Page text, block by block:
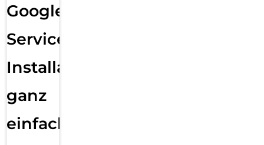
Google
Services
Installation
ganz
einfach